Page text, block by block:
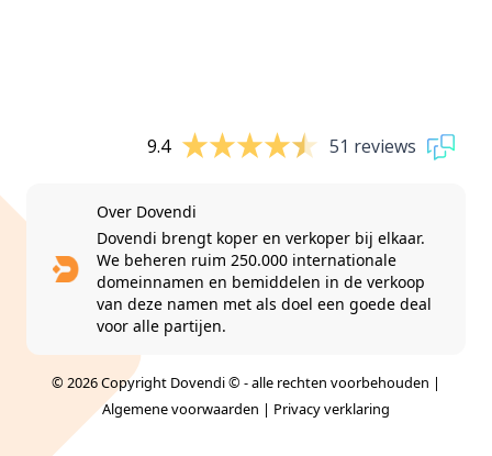
9.4 51 reviews
Over Dovendi
Dovendi brengt koper en verkoper bij elkaar.
We beheren ruim 250.000 internationale
domeinnamen en bemiddelen in de verkoop
van deze namen met als doel een goede deal
voor alle partijen.
© 2026 Copyright Dovendi © - alle rechten voorbehouden |
Algemene voorwaarden | Privacy verklaring